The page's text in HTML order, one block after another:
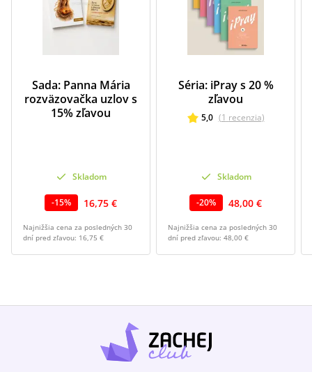
Sada: Panna Mária
rozväzovačka uzlov s
15% zľavou
Skladom
-15% 16,75 €
Najnižšia cena za posledných 30
dní pred zľavou: 16,75 €
Séria: iPray s 20 %
zľavou
5,0 (1 recenzia)
Skladom
-20% 48,00 €
Najnižšia cena za posledných 30
dní pred zľavou: 48,00 €